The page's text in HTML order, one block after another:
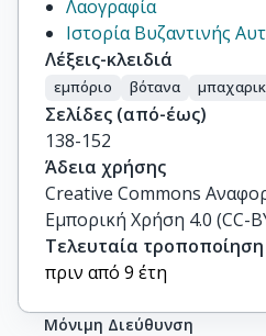
Λαογραφία
Ιστορία Βυζαντινής
Λέξεις-κλειδιά
εμπόριο βότανα
Σελίδες (από-έως)
138-152
Άδεια χρήσης
Creative Commons
Εμπορική Χρήση 4.0 (CC-
Τελευταία τροποποίηση
πριν από 9 έτη
Μόνιμη Διεύθυνση